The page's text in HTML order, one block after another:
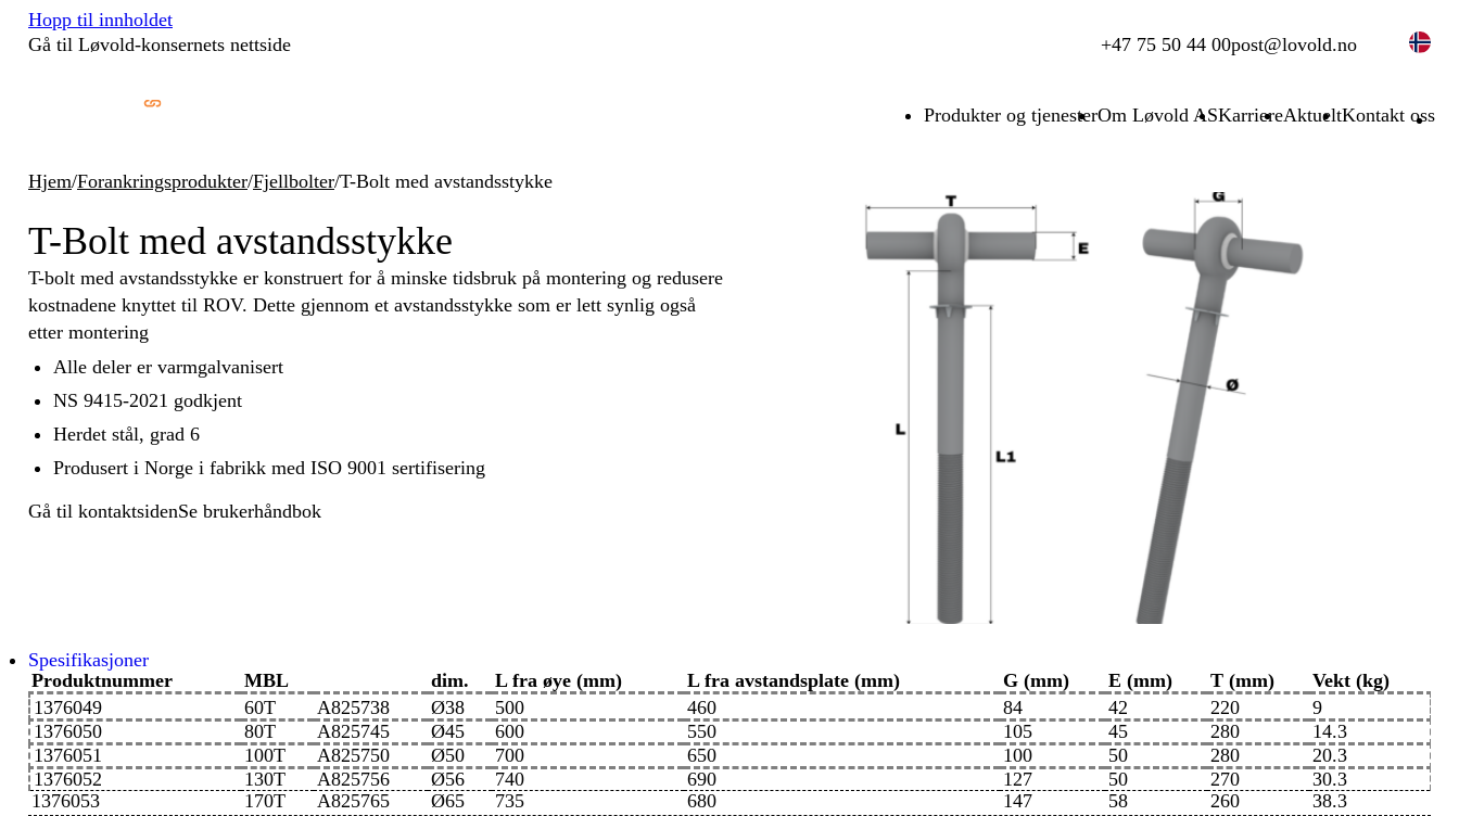
Hopp til innholdet
Gå til Løvold-konsernets nettside
+47 75 50 44 00post@lovold.no
Produkter og tjenesterOm Løvold ASKarriereAktueltKontakt oss
Hjem/Forankringsprodukter/Fjellbolter/T-Bolt med avstandsstykke
T-Bolt med avstandsstykke
T-bolt med avstandsstykke er konstruert for å minske tidsbruk på montering og redusere
kostnadene knyttet til ROV. Dette gjennom et avstandsstykke som er lett synlig også
etter montering
Alle deler er varmgalvanisert
NS 9415-2021 godkjent
Herdet stål, grad 6
Produsert i Norge i fabrikk med ISO 9001 sertifisering
Gå til kontaktsidenSe brukerhåndbok
Spesifikasjoner
Produktnummer
MBL dim. L fra øye (mm) L fra avstandsplate (mm) G (mm) E (mm) T (mm)
Vekt (kg)
1376049
60T A825738 Ø38 500 460 84 42 220
9
1376050
80T A825745 Ø45 600 550 105 45 280
14.3
1376051
100T A825750 Ø50 700 650 100 50 280
20.3
1376052
130T A825756 Ø56 740 690 127 50 270
30.3
1376053
170T A825765 Ø65 735 680 147 58 260
38.3